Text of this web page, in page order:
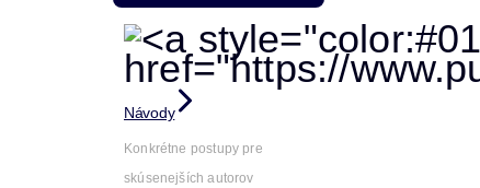
Návody
Konkrétne postupy pre
skúsenejších autorov